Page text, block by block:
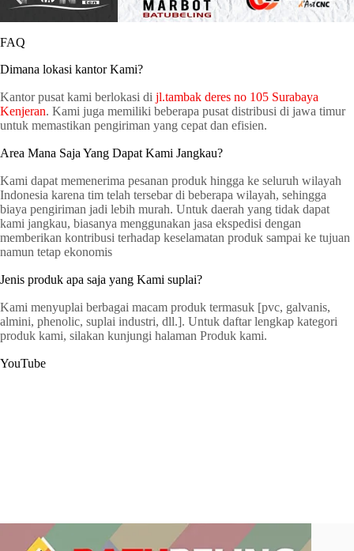
FAQ
Dimana lokasi kantor Kami?
Kantor pusat kami berlokasi di jl.tambak deres no 105 Surabaya
Kenjeran. Kami juga memiliki beberapa pusat distribusi di jawa timur
untuk memastikan pengiriman yang cepat dan efisien.
Area Mana Saja Yang Dapat Kami Jangkau?
Kami dapat memenerima pesanan produk hingga ke seluruh wilayah
Indonesia karena tim telah tersebar di beberapa wilayah, sehingga
biaya pengiriman jadi lebih murah. Untuk daerah yang tidak dapat
kami jangkau, biasanya menggunakan jasa ekspedisi dengan
memberikan kontribusi terhadap keselamatan produk sampai ke tujuan
namun tetap ekonomis
Jenis produk apa saja yang Kami suplai?
Kami menyuplai berbagai macam produk termasuk [pvc, galvanis,
almini, phenolic, suplai industri, dll.]. Untuk daftar lengkap kategori
produk kami, silakan kunjungi halaman Produk kami.
YouTube
o
r